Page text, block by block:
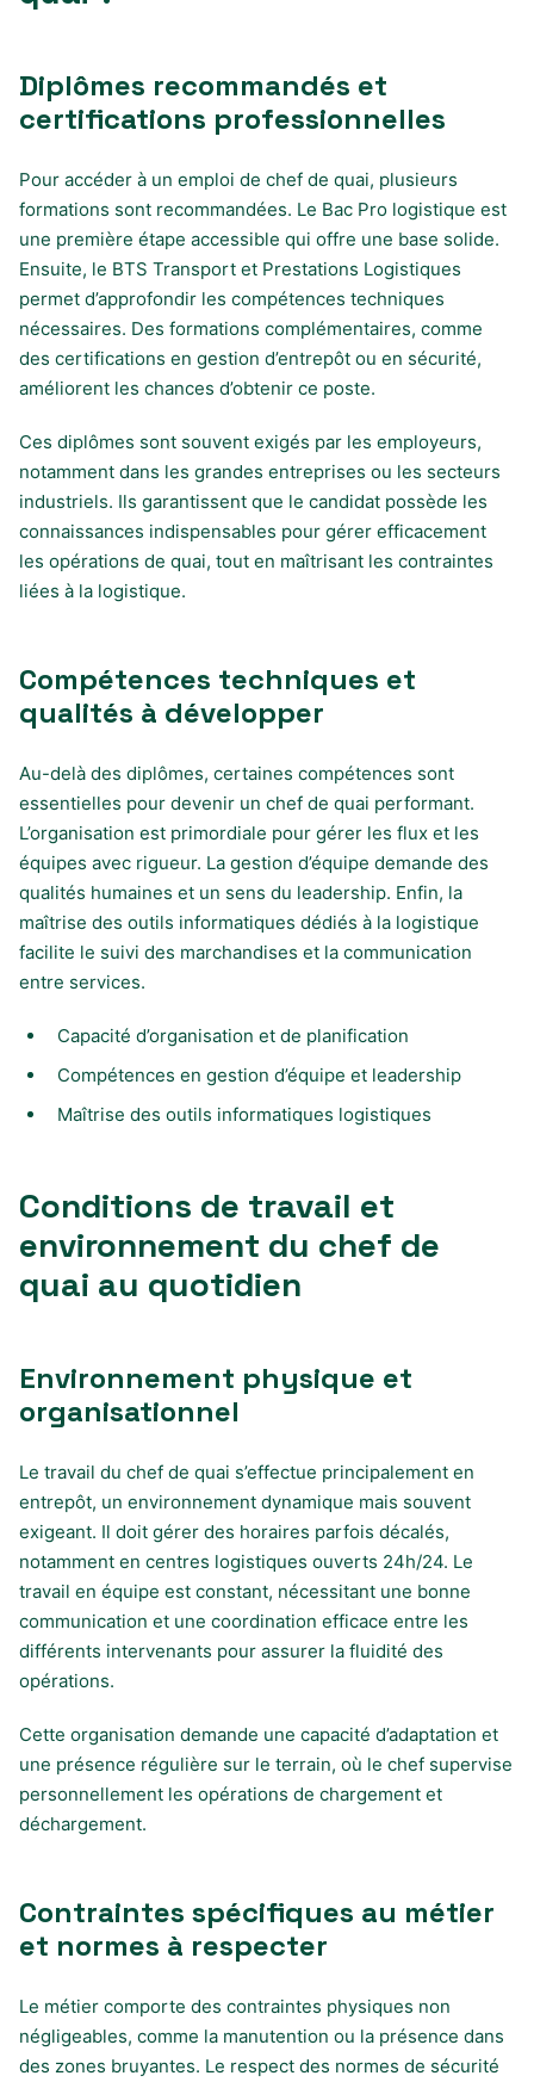
Diplômes recommandés et
certifications professionnelles
Pour accéder à un emploi de chef de quai, plusieurs
formations sont recommandées. Le Bac Pro logistique est
une première étape accessible qui offre une base solide.
Ensuite, le BTS Transport et Prestations Logistiques
permet d’approfondir les compétences techniques
nécessaires. Des formations complémentaires, comme
des certifications en gestion d’entrepôt ou en sécurité,
améliorent les chances d’obtenir ce poste.
Ces diplômes sont souvent exigés par les employeurs,
notamment dans les grandes entreprises ou les secteurs
industriels. Ils garantissent que le candidat possède les
connaissances indispensables pour gérer efficacement
les opérations de quai, tout en maîtrisant les contraintes
liées à la logistique.
Compétences techniques et
qualités à développer
Au-delà des diplômes, certaines compétences sont
essentielles pour devenir un chef de quai performant.
L’organisation est primordiale pour gérer les flux et les
équipes avec rigueur. La gestion d’équipe demande des
qualités humaines et un sens du leadership. Enfin, la
maîtrise des outils informatiques dédiés à la logistique
facilite le suivi des marchandises et la communication
entre services.
Capacité d’organisation et de planification
Compétences en gestion d’équipe et leadership
Maîtrise des outils informatiques logistiques
Conditions de travail et
environnement du chef de
quai au quotidien
Environnement physique et
organisationnel
Le travail du chef de quai s’effectue principalement en
entrepôt, un environnement dynamique mais souvent
exigeant. Il doit gérer des horaires parfois décalés,
notamment en centres logistiques ouverts 24h/24. Le
travail en équipe est constant, nécessitant une bonne
communication et une coordination efficace entre les
différents intervenants pour assurer la fluidité des
opérations.
Cette organisation demande une capacité d’adaptation et
une présence régulière sur le terrain, où le chef supervise
personnellement les opérations de chargement et
déchargement.
Contraintes spécifiques au métier
et normes à respecter
Le métier comporte des contraintes physiques non
négligeables, comme la manutention ou la présence dans
des zones bruyantes. Le respect des normes de sécurité